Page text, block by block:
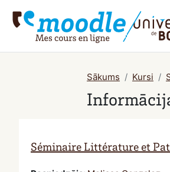
Sākums Kursi
Séminaire Littérature et